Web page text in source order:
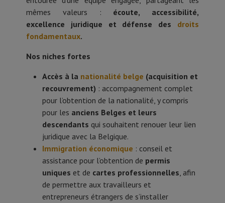
mêmes valeurs : écoute, accessibilité,
excellence juridique et défense des droits
fondamentaux.
Nos niches fortes
Accès à la nationalité belge (acquisition et
recouvrement) : accompagnement complet
pour l’obtention de la nationalité, y compris
pour les anciens Belges et leurs
descendants qui souhaitent renouer leur lien
juridique avec la Belgique.
Immigration économique : conseil et
assistance pour l’obtention de permis
uniques et de cartes professionnelles, afin
de permettre aux travailleurs et
entrepreneurs étrangers de s’installer